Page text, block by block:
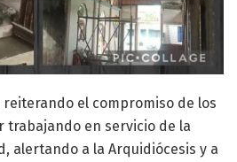
reiterando el compromiso de los
en servicio de la
alertando a la Arquidiócesis y a